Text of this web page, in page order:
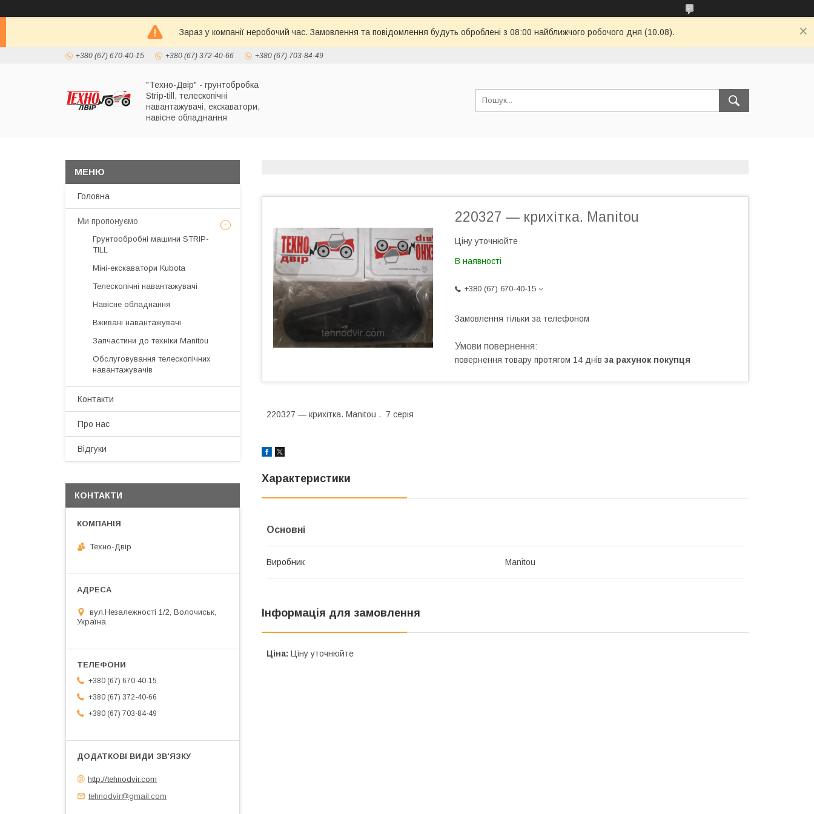
Зараз у компанії неробочий час. Замовлення та повідомлення будуть оброблені з 08:00 найближчого робочого дня (10.08).
+380 (67) 670-40-15 +380 (67) 372-40-66 +380 (67) 703-84-49
"Техно-Двір" - грунтобробка
Strip-till, телескопічні
навантажувачі, екскаватори,
навісне обладнання
220327 — крихітка. Manitou
Ціну уточнюйте
В наявності
+380 (67) 670-40-15
Замовлення тільки за телефоном
повернення товару протягом 14 днів за рахунок покупця
220327 — крихітка. Мanitou . 7 серія
Характеристики
Основні
Виробник Manitou
Інформація для замовлення
Ціна: Ціну уточнюйте
Головна
Ми пропонуємо
Грунтообробні машини STRIP-
TILL
Міні-екскаватори Kubota
Телескопічні навантажувачі
Навісне обладнання
Вживані навантажувачі
Запчастини до техніки Manitou
Обслуговування телескопічних
навантажувачів
Контакти
Про нас
Відгуки
КОНТАКТИ
Техно-Двір
вул.Незалежності 1/2, Волочиськ,
Україна
+380 (67) 670-40-15
+380 (67) 372-40-66
+380 (67) 703-84-49
http://tehnodvir.com
tehnodvir@gmail.com